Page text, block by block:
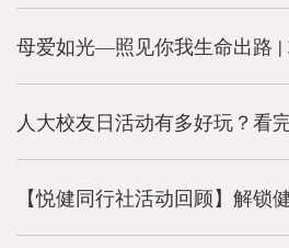
人大校友日活动有多好玩？看